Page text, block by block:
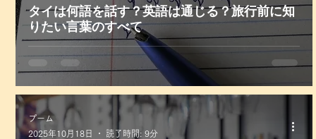
タイは何語を話す？英語は通じる？旅行前に知
りたい言葉のすべて
プーム
2025年10月18日
読了時間: 9分